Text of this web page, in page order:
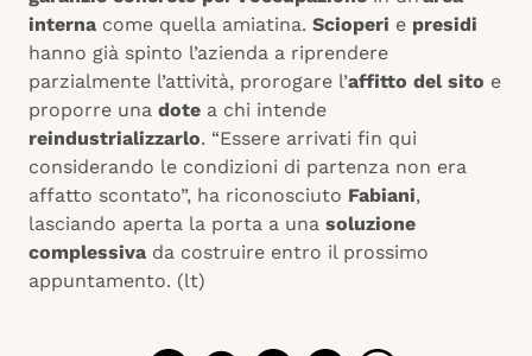
interna come quella amiatina. Scioperi e presidi
hanno già spinto l’azienda a riprendere
parzialmente l’attività, prorogare l’affitto del sito e
proporre una dote a chi intende
reindustrializzarlo. “Essere arrivati fin qui
considerando le condizioni di partenza non era
affatto scontato”, ha riconosciuto Fabiani,
lasciando aperta la porta a una soluzione
complessiva da costruire entro il prossimo
appuntamento. (lt)